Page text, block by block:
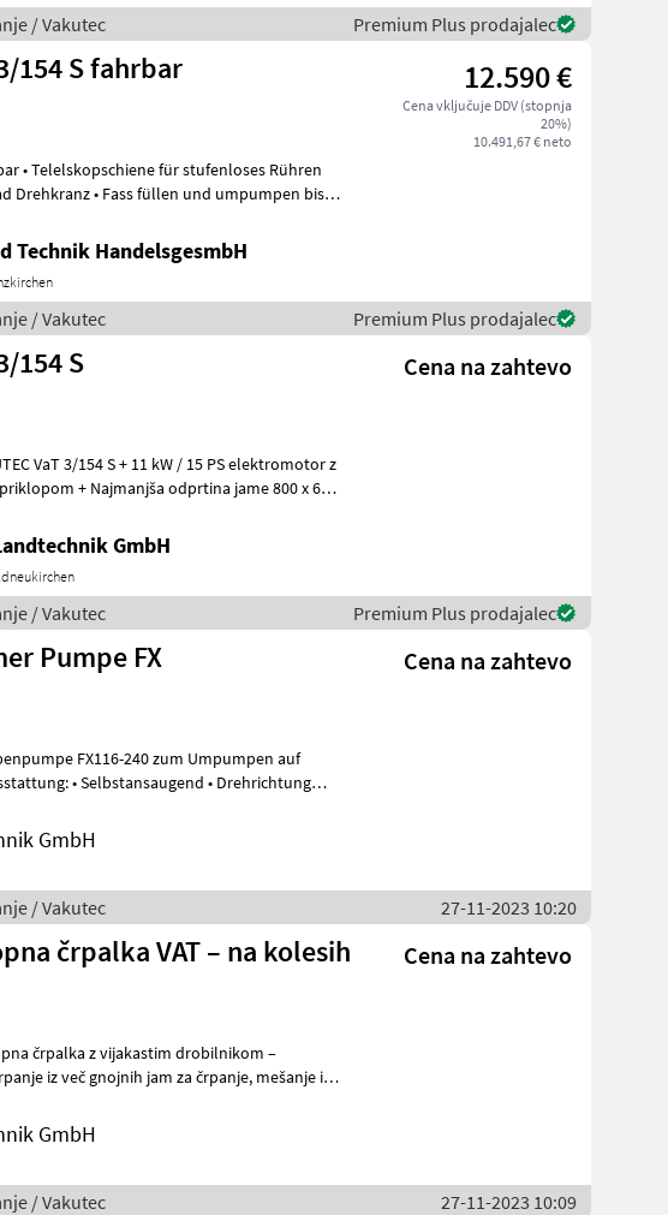
/ Vakutec Premium Plus prodajalec
154 S fahrbar 12.590 €
Cena vključuje DDV (stopnja
20%)
10.491,67 € neto
und umpumpen bis
Technik HandelsgesmbH
/ Vakutec Premium Plus prodajalec
154 S Cena na zahtevo
VaT 3/154 S + 11 kW / 15 PS elektromotor z
+ Najmanjša odprtina jame 800 x 600
GmbH
/ Vakutec Premium Plus prodajalec
Pumpe FX Cena na zahtevo
FX116-240 zum Umpumpen auf
GmbH
/ Vakutec 27-11-2023 10:20
črpalka VAT – na kolesih Cena na zahtevo
črpalka z vijakastim drobilnikom –
iz več gnojnih jam za črpanje, mešanje in
GmbH
/ Vakutec 27-11-2023 10:09